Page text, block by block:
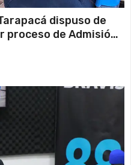
dispuso de
de Admisión